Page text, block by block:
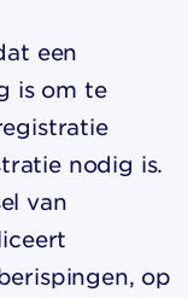
een
is om te
nodig is.
van
op